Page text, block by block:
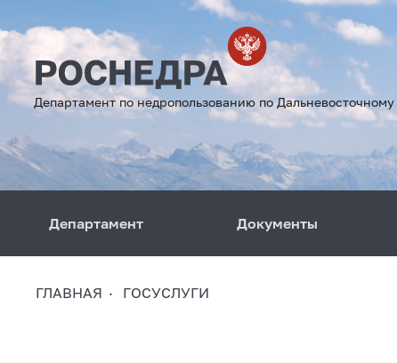
Департамент по недропользованию по
Департамент Документы
ГЛАВНАЯ ГОСУСЛУГИ